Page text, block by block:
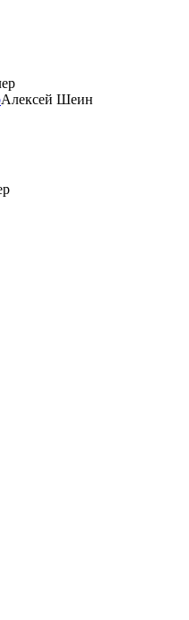
Алексей Шеин